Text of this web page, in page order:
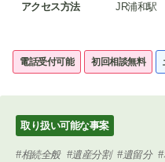
アクセス方法 JR浦和駅
電話受付可能 初回相談無料
取り扱い可能な事案
相続全般 遺産分割 遺留分